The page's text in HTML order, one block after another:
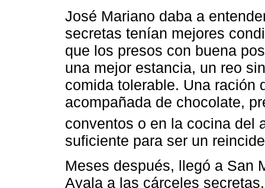
José Mariano daba a
secretas tenían mejores
que los presos con buena
una mejor estancia, un reo
comida tolerable. Una ración
acompañada de chocolate,
conventos o en la cocina del
suficiente para ser un
Meses después, llegó a San
Ayala a las cárceles